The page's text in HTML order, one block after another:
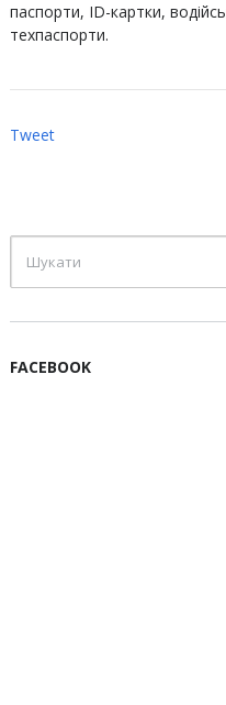
паспорти, ID-картки,
техпаспорти.
Tweet
FACEBOOK